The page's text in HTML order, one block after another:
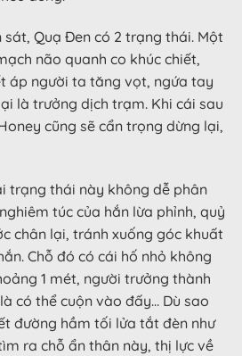
Quạ Đen có 2 trạng thái. Một
não quanh co khúc chiết,
áp người ta tăng vọt, ngứa tay
là trưởng dịch trạm. Khi cái sau
cũng sẽ cẩn trọng dừng lại,
trạng thái này không dễ phân
túc của hắn lừa phỉnh, quỷ
chân lại, tránh xuống góc khuất
Chỗ đó có cái hố nhỏ không
1 mét, người trưởng thành
có thể cuộn vào đấy… Dù sao
đường hầm tối lửa tắt đèn như
ra chỗ ẩn thân này, thị lực về